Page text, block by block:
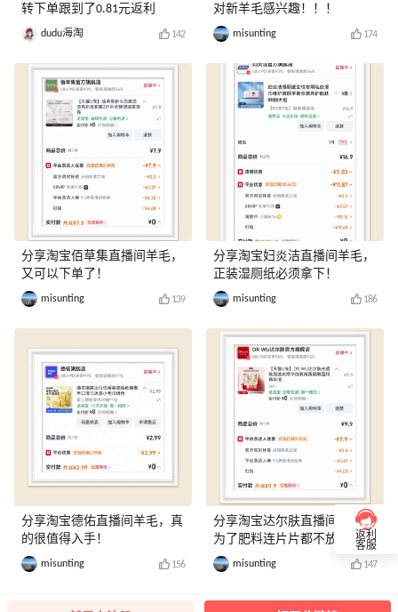
转下单跟到了0.81元返利
dudu海淘 142
分享淘宝佰草集直播间羊毛，
又可以下单了！
misunting 139
分享淘宝德佑直播间羊毛，真
的很值得入手！
misunting 156
对新羊毛感兴趣！！！
misunting 174
分享淘宝妇炎洁直播间羊毛，
正装湿厕纸必须拿下！
misunting 186
分享淘宝达尔肤直播间羊毛，
为了肥料连片片都不放过！
misunting 147
返利
客服